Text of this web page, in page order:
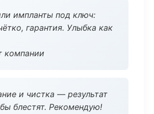
импланты под ключ:
гарантия. Улыбка как
компании
и чистка — результат
блестят. Рекомендую!